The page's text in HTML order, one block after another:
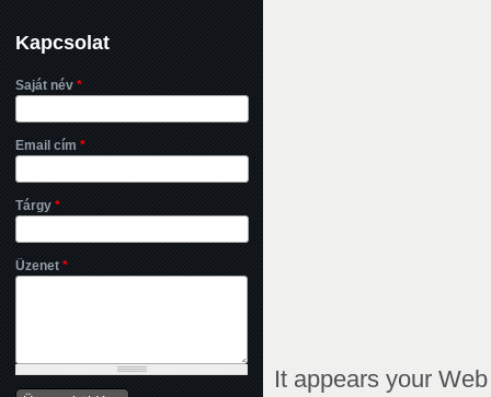
It appears your
Kapcsolat
Saját név *
Email cím *
Tárgy *
Üzenet *